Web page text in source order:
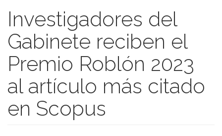
Investigadores del
Gabinete reciben el
Premio Roblón 2023
al artículo más citado
en Scopus